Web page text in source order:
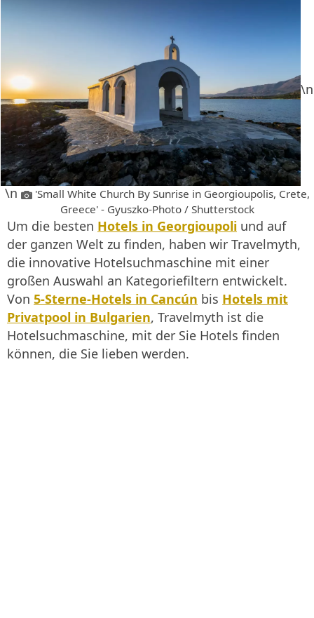
\n
\n
'Small White Church By Sunrise in Georgioupolis, Crete,
Greece' - Gyuszko-Photo / Shutterstock
Um die besten Hotels in Georgioupoli und auf
der ganzen Welt zu finden, haben wir Travelmyth,
die innovative Hotelsuchmaschine mit einer
großen Auswahl an Kategoriefiltern entwickelt.
Von 5-Sterne-Hotels in Cancún bis Hotels mit
Privatpool in Bulgarien, Travelmyth ist die
Hotelsuchmaschine, mit der Sie Hotels finden
können, die Sie lieben werden.